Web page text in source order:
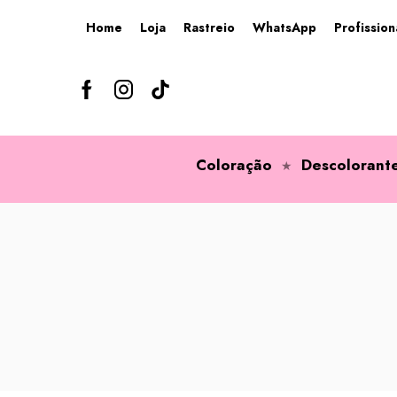
Home Loja Rastreio WhatsApp
Coloração